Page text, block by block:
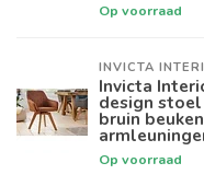
Op voorraad
INVICTA
Invicta
design stoel
bruin
Op voorraad